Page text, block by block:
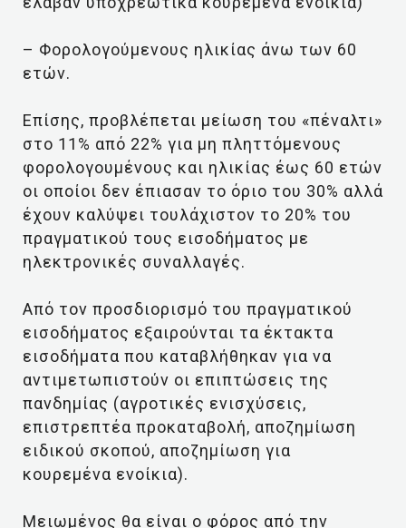
– Φορολογούμενους ηλικίας άνω των 60
ετών.
Επίσης, προβλέπεται μείωση του «πέναλτι»
στο 11% από 22% για μη πληττόμενους
φορολογουμένους και ηλικίας έως 60 ετών
οι οποίοι δεν έπιασαν το όριο του 30% αλλά
έχουν καλύψει τουλάχιστον το 20% του
πραγματικού τους εισοδήματος με
ηλεκτρονικές συναλλαγές.
Από τον προσδιορισμό του πραγματικού
εισοδήματος εξαιρούνται τα έκτακτα
εισοδήματα που καταβλήθηκαν για να
αντιμετωπιστούν οι επιπτώσεις της
πανδημίας (αγροτικές ενισχύσεις,
επιστρεπτέα προκαταβολή, αποζημίωση
ειδικού σκοπού, αποζημίωση για
κουρεμένα ενοίκια).
Μειωμένος θα είναι ο φόρος από την